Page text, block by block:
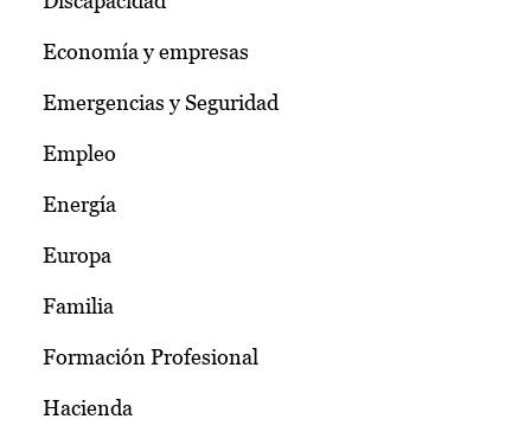
Economía y empresas
Emergencias y Seguridad
Empleo
Energía
Europa
Familia
Formación Profesional
Hacienda